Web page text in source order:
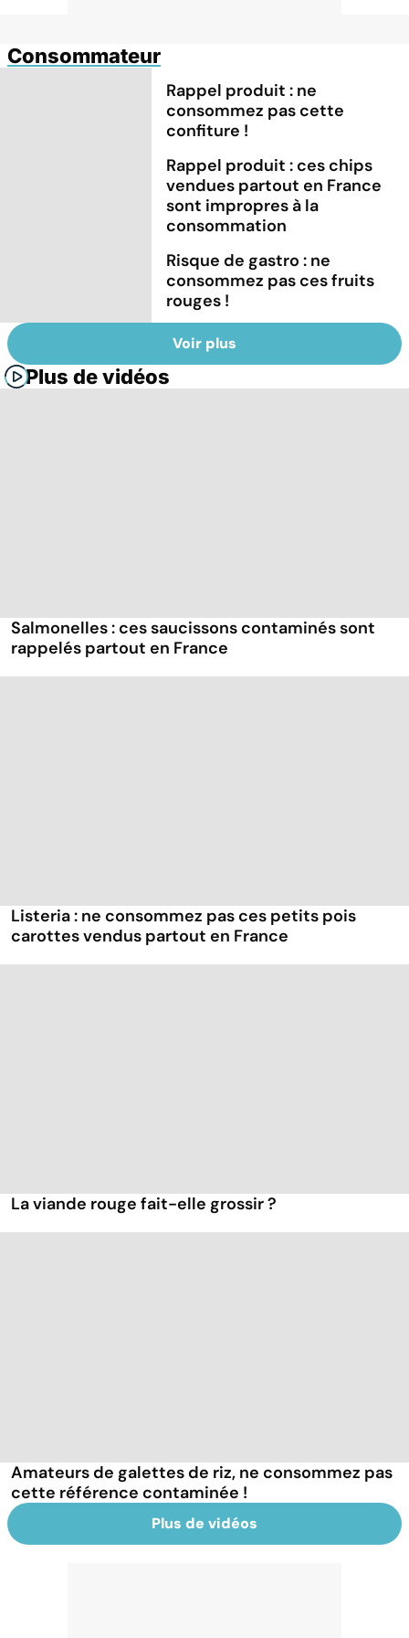
Consommateur
Rappel produit : ne
consommez pas cette
confiture !
Rappel produit : ces chips
vendues partout en France
sont impropres à la
consommation
Risque de gastro : ne
consommez pas ces fruits
rouges !
Voir plus
Plus de vidéos
Salmonelles : ces saucissons contaminés sont
rappelés partout en France
Listeria : ne consommez pas ces petits pois
carottes vendus partout en France
La viande rouge fait-elle grossir ?
Amateurs de galettes de riz, ne consommez pas
cette référence contaminée !
Plus de vidéos